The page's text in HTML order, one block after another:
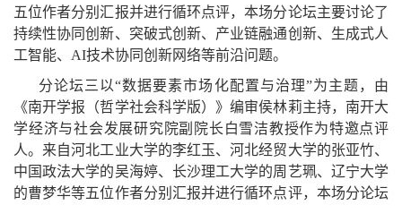
五位作者分别汇报并进行循环点评，本场分论坛主要讨论了
持续性协同创新、突破式创新、产业链融通创新、生成式人
工智能、AI技术协同创新网络等前沿问题。
分论坛三以“数据要素市场化配置与治理”为主题，由
《南开学报（哲学社会科学版）》编审侯林莉主持，南开大
学经济与社会发展研究院副院长白雪洁教授作为特邀点评
人。来自河北工业大学的李红玉、河北经贸大学的张亚竹、
中国政法大学的吴海婷、长沙理工大学的周艺珮、辽宁大学
的曹梦华等五位作者分别汇报并进行循环点评，本场分论坛